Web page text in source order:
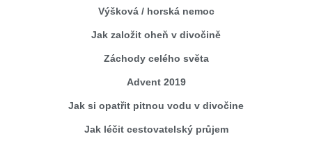
Výšková / horská nemoc
Jak založit oheň v divočině
Záchody celého světa
Advent 2019
Jak si opatřit pitnou vodu v divočine
Jak léčit cestovatelský průjem